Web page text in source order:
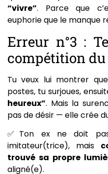
“vivre”. Parce que
euphorie que le manque
Erreur n°3 :
compétition
Tu veux lui montrer
postes, tu surjoues,
heureux”. Mais la
pas de désir — elle crée
✅Ton ex ne doit
imitateur(trice), mais
trouvé sa propre
aligné(e).